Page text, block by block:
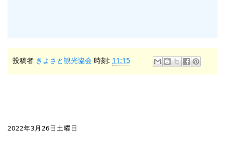
投稿者 きよさと観光協会 時刻: 11:15
2022年3月26日土曜日